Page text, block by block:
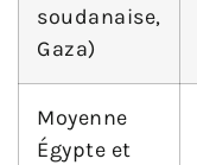
soudanaise,
Gaza)
Moyenne
Égypte et